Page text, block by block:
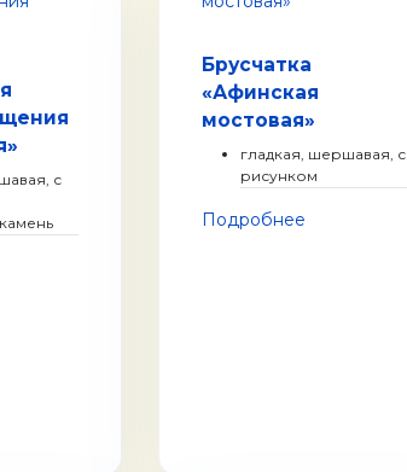
с
Брусчатка
«Афинская
мостовая»
гладкая, шершавая, с
рисунком
Подробнее